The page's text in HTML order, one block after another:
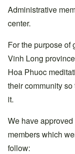
Administrative
center.
For the purpose of
Vinh Long
Hoa Phuoc
their community
it.
We have
members which
follow: